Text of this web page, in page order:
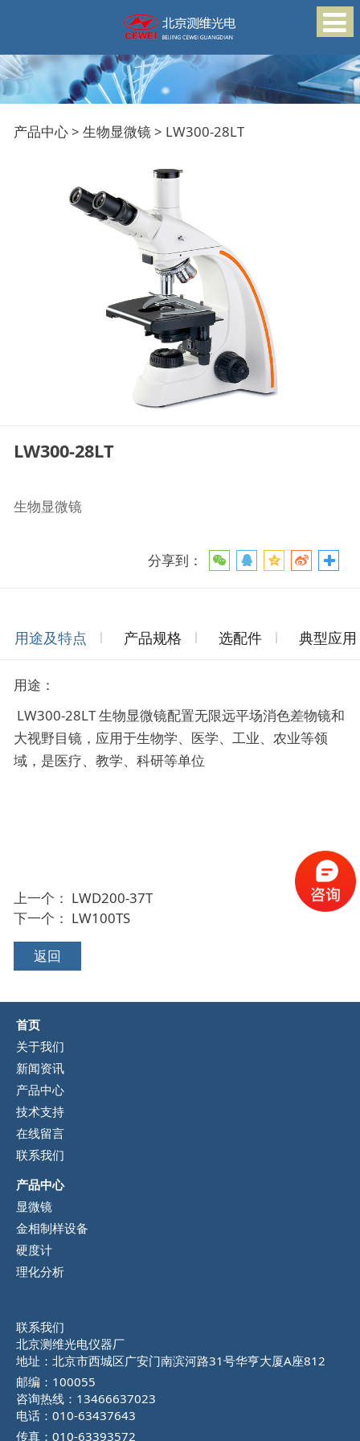
LW300-28LT
产品中心> 生物显微镜> LW300-28LT
LW300-28LT
生物显微镜
分享到：
用途及特点 产品规格 选配件 典型应用
用途：
LW300-28LT 生物显微镜配置无限远平场消色差物镜和
大视野目镜，应用于生物学、医学、工业、农业等领
域，是医疗、教学、科研等单位
上一个： LWD200-37T
下一个： LW100TS
返回
首页
关于我们
新闻资讯
产品中心
技术支持
在线留言
联系我们
产品中心
显微镜
金相制样设备
硬度计
理化分析
联系我们
北京测维光电仪器厂
地址：北京市西城区广安门南滨河路31号华亨大厦A座812
邮编：100055
咨询热线：13466637023
电话：010-63437643
传真：010-63393572